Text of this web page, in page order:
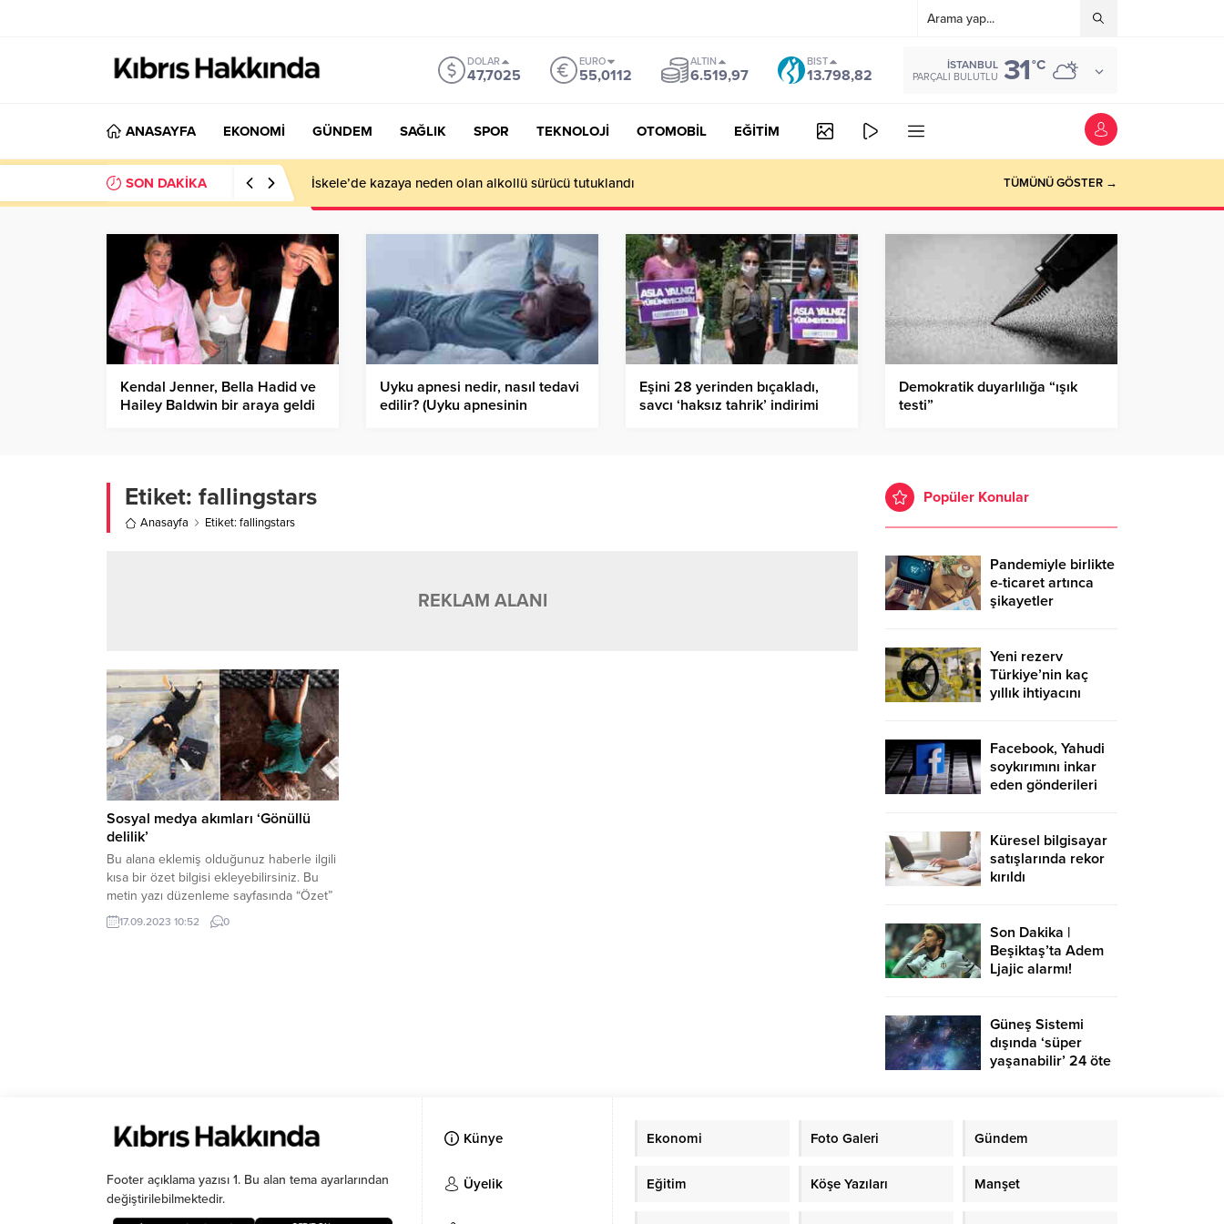
DOLAR
47,7025
EURO
55,0112
ALTIN
6.519,97
BIST
13.798,82
İSTANBUL
PARÇALI BULUTLU 31°C
ANASAYFA EKONOMİ GÜNDEM SAĞLIK SPOR TEKNOLOJİ OTOMOBİL EĞİTİM
SON DAKİKA İskele’de kazaya neden olan alkollü sürücü tutuklandı TÜMÜNÜ GÖSTER →
Kendal Jenner, Bella Hadid ve
Hailey Baldwin bir araya geldi
Uyku apnesi nedir, nasıl tedavi
edilir? (Uyku apnesinin
Eşini 28 yerinden bıçakladı,
savcı ‘haksız tahrik’ indirimi
Demokratik duyarlılığa “ışık
testi”
Etiket: fallingstars
Anasayfa Etiket: fallingstars
REKLAM ALANI
Sosyal medya akımları ‘Gönüllü
delilik’
Bu alana eklemiş olduğunuz haberle ilgili
kısa bir özet bilgisi ekleyebilirsiniz. Bu
metin yazı düzenleme sayfasında “Özet”
bölümünden eklenebilir. Özet
eklenmişse başlık altında kalın olarak bu
17.09.2023 10:52 0
Popüler Konular
Pandemiyle birlikte
e-ticaret artınca
şikayetler
Yeni rezerv
Türkiye’nin kaç
yıllık ihtiyacını
Facebook, Yahudi
soykırımını inkar
eden gönderileri
Küresel bilgisayar
satışlarında rekor
kırıldı
Son Dakika |
Beşiktaş’ta Adem
Ljajic alarmı!
Güneş Sistemi
dışında ‘süper
yaşanabilir’ 24 öte
Footer açıklama yazısı 1. Bu alan tema ayarlarından
değiştirilebilmektedir.
Künye
Üyelik
Ekonomi Foto Galeri Gündem
Eğitim Köşe Yazıları Manşet